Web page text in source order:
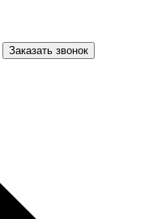
Заказать звонок